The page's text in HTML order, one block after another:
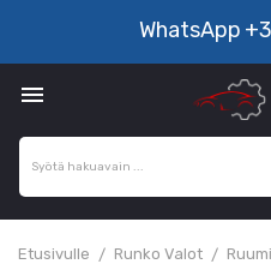
WhatsApp

Etusivulle Runko Valot